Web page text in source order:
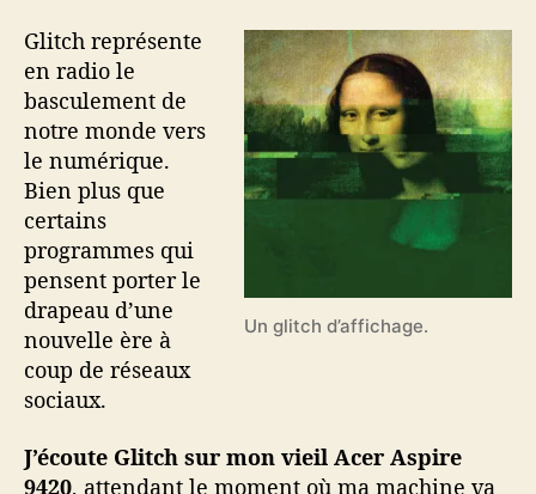
Un glitch d’affichage.
Glitch représente
en radio le
basculement de
notre monde vers
le numérique.
Bien plus que
certains
programmes qui
pensent porter le
drapeau d’une
nouvelle ère à
coup de réseaux
sociaux.
J’écoute Glitch sur mon vieil Acer Aspire
9420, attendant le moment où ma machine va